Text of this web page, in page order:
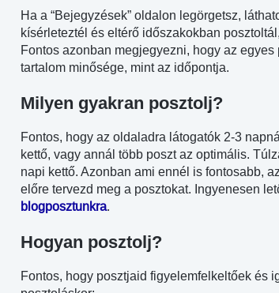
Ha a “Bejegyzések” oldalon legörgetsz,
kísérleteztél és eltérő időszakokban
Fontos azonban megjegyezni, hogy az
tartalom minősége, mint az időpontja.
Milyen gyakran posztolj?
Fontos, hogy az oldaladra látogatók 2-3
kettő, vagy annál több poszt az optimális.
napi kettő. Azonban ami ennél is fontosabb,
előre tervezd meg a posztokat. Ingyenesen
blogposztunkra.
Hogyan posztolj?
Fontos, hogy posztjaid figyelemfelkeltőek és